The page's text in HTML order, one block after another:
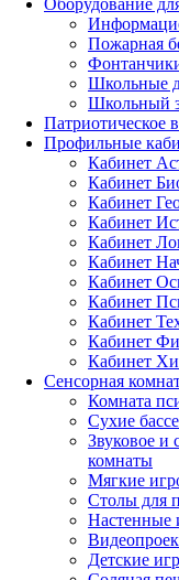
Пожарная
Школьные
Школьный
Патриотическое
Профильные
Кабинет
Кабинет
Кабинет
Кабинет
Кабинет
Кабинет
Кабинет
Кабинет
Кабинет
Кабинет
Кабинет
Сенсорная
Комната
Сухие
Звуковое и
комнаты
Мягкие
Столы для
Настенные
Детские